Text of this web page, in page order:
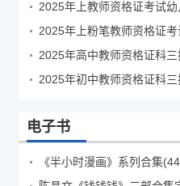
2025年上粉笔教师资格证
2025年高中教师资格证科三
2025年初中教师资格证科三
电子书
《半小时漫画》系列合集